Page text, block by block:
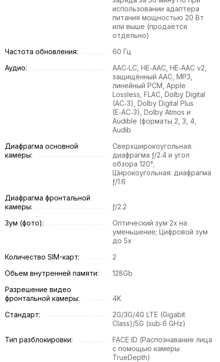
использовании адаптера
питания мощностью 20 Вт
или выше (продаётся
отдельно)
Частота обновления:
60 Гц
Аудио:
AAC‑LC, HE‑AAC, HE‑AAC v2,
защищённый AAC, MP3,
линейный PCM, Apple
Lossless, FLAC, Dolby Digital
(AC‑3), Dolby Digital Plus
(E‑AC‑3), Dolby Atmos и
Audible (форматы 2, 3, 4,
Audib
Диафрагма основной
камеры:
Сверхширокоугольная:
диафрагма ƒ/2.4 и угол
обзора 120°;
Широкоугольная: диафрагма
ƒ/1.6
Диафрагма фронтальной
камеры:
ƒ/2.2
Зум (фото):
Оптический зум 2x на
уменьшение; Цифровой зум
до 5x
Количество SIM-карт:
2
Обьем внутренней памяти:
128Gb
Разрешение видео
фронтальной камеры:
4K
Стандарт:
2G/3G/4G LTE (Gigabit
Class)/5G (sub‑6 GHz)
Тип разблокировки:
FACE ID (Распознавание лица
с помощью камеры
TrueDepth)